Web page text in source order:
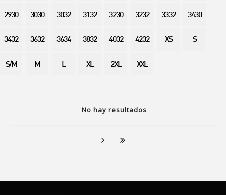
No hay resultados
2930 3030 3032 3132 3230 3232 3332 3430
3432 3632 3634 3832 4032 4232 XS S
S/M M L XL 2XL XXL